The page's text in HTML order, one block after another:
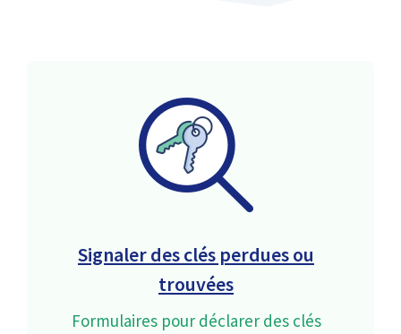
Signaler des clés perdues ou
trouvées
Formulaires pour déclarer des clés